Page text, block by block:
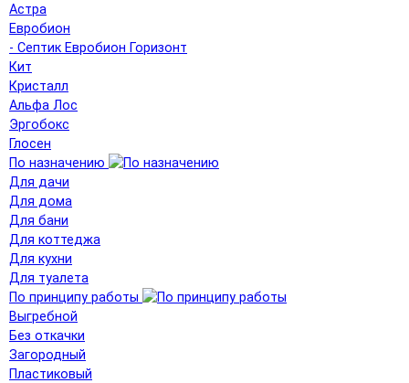
Астра
Евробион
- Септик Евробион Горизонт
Кит
Кристалл
Альфа Лос
Эргобокс
Глосен
По назначению
Для дачи
Для дома
Для бани
Для коттеджа
Для кухни
Для туалета
По принципу работы
Выгребной
Без откачки
Загородный
Пластиковый